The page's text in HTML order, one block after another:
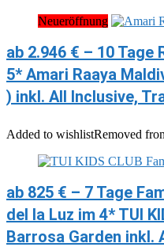
Neueröffnung
ab 2.946 € – 10 Tage
5* Amari Raaya
) inkl. All Inclusive,
Added to wishlistRemoved
ab 825 € – 7 Tage
del la Luz im 4* TUI
Barrosa Garden inkl.